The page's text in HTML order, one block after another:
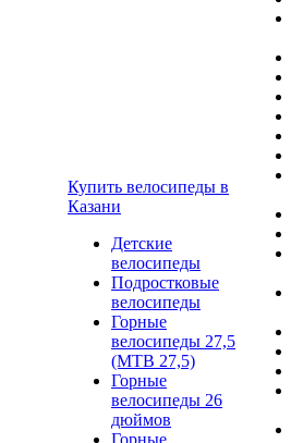
Купить велосипеды в
Казани
Детские
велосипеды
Подростковые
велосипеды
Горные
велосипеды 27,5
(MTB 27,5)
Горные
велосипеды 26
дюймов
Горные